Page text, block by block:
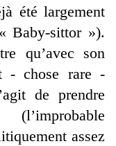
été largement
Baby-sittor »).
qu’avec son
- chose rare -
de prendre
assez